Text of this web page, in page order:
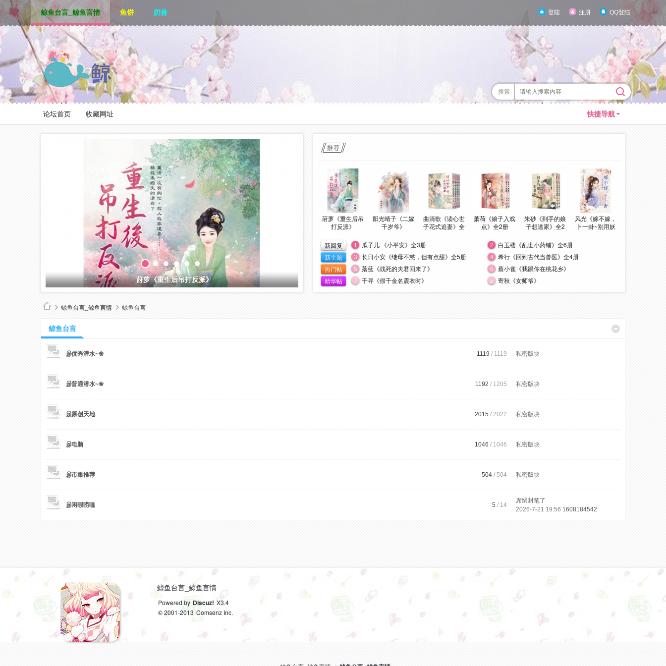
鲸鱼台言_鲸鱼言情 鱼饼 奶昔 登陆 注册 QQ登陆
搜索
快捷导航
论坛首页 收藏网址
莳萝《重生后吊打反派》
莳萝《重生后吊
打反派》
阳光晴子《二嫁
千岁爷》
曲清歌《读心世
子花式追妻》全
萧荷《娘子入戏
点》全2册
朱砂《到手的娘
子想逃家》全2
风光《嫁不嫁，
卜一卦~别用妖
新回复
新主题
热门帖
精华帖
1 瓜子儿 《小平安》全3册 2 白玉楼《乱世小药铺》全6册
3 长日小安《继母不慈，但有点甜》全5册 4 希行《回到古代当兽医》全4册
5 落蓝《战死的夫君回来了》 6 蔡小雀《我跟你在桃花乡》
7 千寻《假千金名震衣时》 8 寄秋《女师爷》
鲸
鱼
鲸鱼台言_鲸鱼言情 鲸鱼台言
鲸鱼台言
இ优秀潜水~❀ 1119 / 1119 私密版块
இ普通潜水~❀ 1192 / 1205 私密版块
இ原创天地 2015 / 2022 私密版块
இ电脑 1046 / 1046 私密版块
இ市集推荐 504 / 504 私密版块
இ闲暇唠嗑 5 / 14
席绢封笔了
2026-7-21 19:56 1608184542
鲸鱼台言_鲸鱼言情
Powered by Discuz! X3.4
© 2001-2013 Comsenz Inc.